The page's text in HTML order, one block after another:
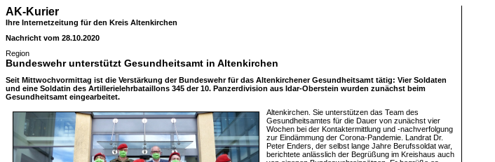
AK-Kurier
Ihre Internetzeitung für den Kreis Altenkirchen
Nachricht vom 28.10.2020
Region
Bundeswehr unterstützt Gesundheitsamt in Altenkirchen
Seit Mittwochvormittag ist die Verstärkung der Bundeswehr für das Altenkirchener Gesundheitsamt tätig: Vier Soldaten
und eine Soldatin des Artillerielehrbataillons 345 der 10. Panzerdivision aus Idar-Oberstein wurden zunächst beim
Gesundheitsamt eingearbeitet.
Altenkirchen. Sie unterstützen das Team des
Gesundheitsamtes für die Dauer von zunächst vier
Wochen bei der Kontaktermittlung und -nachverfolgung
zur Eindämmung der Corona-Pandemie. Landrat Dr.
Peter Enders, der selbst lange Jahre Berufssoldat war,
berichtete anlässlich der Begrüßung im Kreishaus auch